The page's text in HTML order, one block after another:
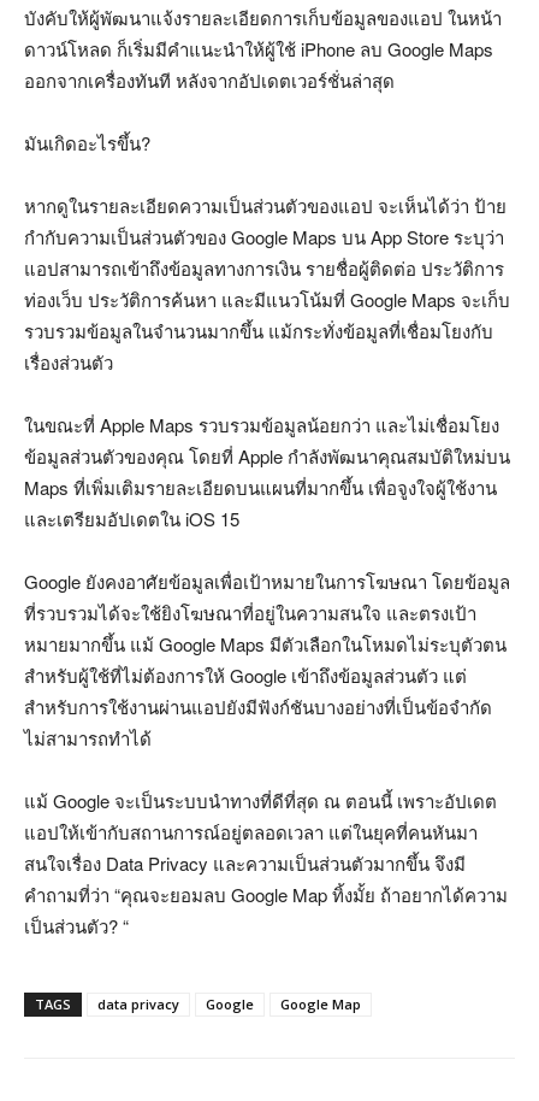
บังคับให้ผู้พัฒนาแจ้งรายละเอียดการเก็บข้อมูลของแอป ในหน้า
ดาวน์โหลด ก็เริ่มมีคำแนะนำให้ผู้ใช้ iPhone ลบ Google Maps
ออกจากเครื่องทันที หลังจากอัปเดตเวอร์ชั่นล่าสุด
มันเกิดอะไรขึ้น?
หากดูในรายละเอียดความเป็นส่วนตัวของแอป จะเห็นได้ว่า ป้าย
กำกับความเป็นส่วนตัวของ Google Maps บน App Store ระบุว่า
แอปสามารถเข้าถึงข้อมูลทางการเงิน รายชื่อผู้ติดต่อ ประวัติการ
ท่องเว็บ ประวัติการค้นหา และมีแนวโน้มที่ Google Maps จะเก็บ
รวบรวมข้อมูลในจำนวนมากขึ้น แม้กระทั่งข้อมูลที่เชื่อมโยงกับ
เรื่องส่วนตัว
ในขณะที่ Apple Maps รวบรวมข้อมูลน้อยกว่า และไม่เชื่อมโยง
ข้อมูลส่วนตัวของคุณ โดยที่ Apple กำลังพัฒนาคุณสมบัติใหม่บน
Maps ที่เพิ่มเติมรายละเอียดบนแผนที่มากขึ้น เพื่อจูงใจผู้ใช้งาน
และเตรียมอัปเดตใน iOS 15
Google ยังคงอาศัยข้อมูลเพื่อเป้าหมายในการโฆษณา โดยข้อมูล
ที่รวบรวมได้จะใช้ยิงโฆษณาที่อยู่ในความสนใจ และตรงเป้า
หมายมากขึ้น แม้ Google Maps มีตัวเลือกในโหมดไม่ระบุตัวตน
สำหรับผู้ใช้ที่ไม่ต้องการให้ Google เข้าถึงข้อมูลส่วนตัว แต่
สำหรับการใช้งานผ่านแอปยังมีฟังก์ชันบางอย่างที่เป็นข้อจำกัด
ไม่สามารถทำได้
แม้ Google จะเป็นระบบนำทางที่ดีที่สุด ณ ตอนนี้ เพราะอัปเดต
แอปให้เข้ากับสถานการณ์อยู่ตลอดเวลา แต่ในยุคที่คนหันมา
สนใจเรื่อง Data Privacy และความเป็นส่วนตัวมากขึ้น จึงมี
คำถามที่ว่า “คุณจะยอมลบ Google Map ทิ้งมั้ย ถ้าอยากได้ความ
เป็นส่วนตัว? “
TAGS data privacy Google Google Map